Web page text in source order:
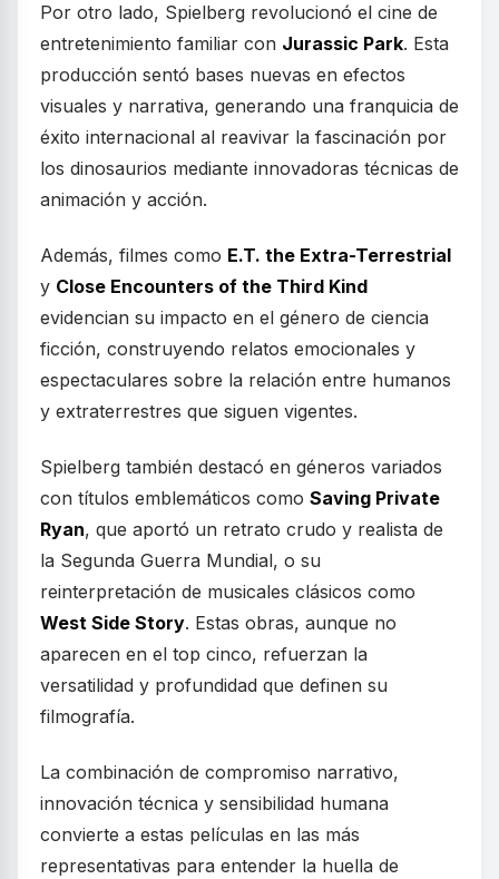
Por otro lado, Spielberg revolucionó el cine de
entretenimiento familiar con Jurassic Park. Esta
producción sentó bases nuevas en efectos
visuales y narrativa, generando una franquicia de
éxito internacional al reavivar la fascinación por
los dinosaurios mediante innovadoras técnicas de
animación y acción.
Además, filmes como E.T. the Extra-Terrestrial
y Close Encounters of the Third Kind
evidencian su impacto en el género de ciencia
ficción, construyendo relatos emocionales y
espectaculares sobre la relación entre humanos
y extraterrestres que siguen vigentes.
Spielberg también destacó en géneros variados
con títulos emblemáticos como Saving Private
Ryan, que aportó un retrato crudo y realista de
la Segunda Guerra Mundial, o su
reinterpretación de musicales clásicos como
West Side Story. Estas obras, aunque no
aparecen en el top cinco, refuerzan la
versatilidad y profundidad que definen su
filmografía.
La combinación de compromiso narrativo,
innovación técnica y sensibilidad humana
convierte a estas películas en las más
representativas para entender la huella de